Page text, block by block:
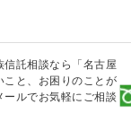
託相談なら「名古屋
こと、お困りのことが
ールでお気軽にご相談